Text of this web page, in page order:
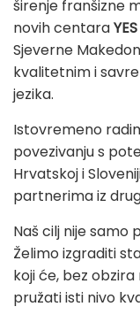
širenje franšizne
novih centara
Sjeverne
kvalitetnim i
jezika.
Istovremeno
povezivanju s
Hrvatskoj i
partnerima iz
Naš cilj nije samo
Želimo izgraditi
koji će, bez obzira
pružati isti nivo